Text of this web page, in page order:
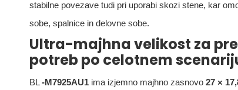
stabilne povezave tudi pri uporabi skozi stene, kar
sobe, spalnice in delovne sobe.
Ultra-majhna velikost za
potreb po celotnem
BL-M7925AU1 ima izjemno majhno zasnovo 27 ×